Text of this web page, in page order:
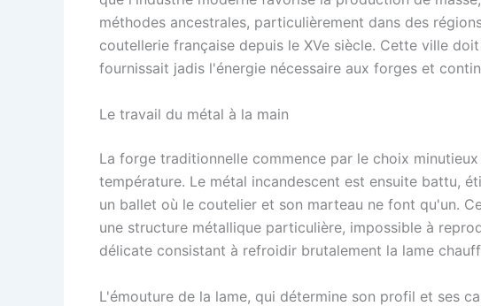
méthodes ancestrales, particulièrement dans des
coutellerie française depuis le XVe siècle. Cette ville
fournissait jadis l'énergie nécessaire aux forges et
Le travail du métal à la main
La forge traditionnelle commence par le choix
température. Le métal incandescent est ensuite battu,
un ballet où le coutelier et son marteau ne font qu'un.
une structure métallique particulière, impossible à
délicate consistant à refroidir brutalement la lame
L'émouture de la lame, qui détermine son profil et ses